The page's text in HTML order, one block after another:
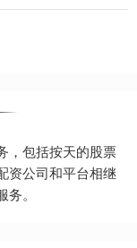
，包括按天的股票
资公司和平台相继
。